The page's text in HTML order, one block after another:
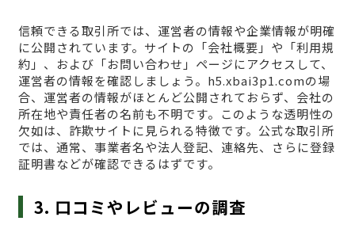
信頼できる取引所では、運営者の情報や企業情報が明確
に公開されています。サイトの「会社概要」や「利用規
約」、および「お問い合わせ」ページにアクセスして、
運営者の情報を確認しましょう。h5.xbai3p1.comの場
合、運営者の情報がほとんど公開されておらず、会社の
所在地や責任者の名前も不明です。このような透明性の
欠如は、詐欺サイトに見られる特徴です。公式な取引所
では、通常、事業者名や法人登記、連絡先、さらに登録
証明書などが確認できるはずです。
3. 口コミやレビューの調査